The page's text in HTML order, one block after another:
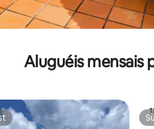
Aluguéis mensais